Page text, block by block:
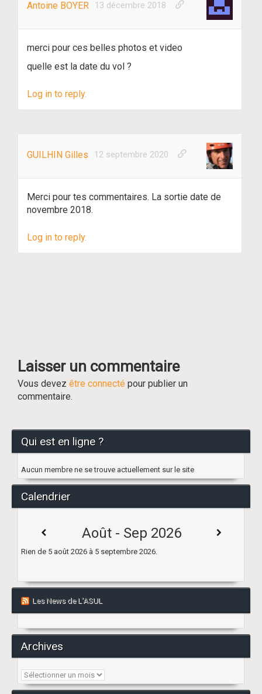
Antoine BOYER 13 décembre 2018
merci pour ces belles photos et video
quelle est la date du vol ?
Log in to reply.
GUILHIN Gilles 12 septembre 2020
Merci pour tes commentaires. La sortie date de
novembre 2018.
Log in to reply.
Laisser un commentaire
Vous devez être connecté pour publier un
commentaire.
Qui est en ligne ?
Aucun membre ne se trouve actuellement sur le site
Calendrier
Août - Sep 2026
Rien de 5 août 2026 à 5 septembre 2026.
Les News de L’ASUL
Archives
Archives